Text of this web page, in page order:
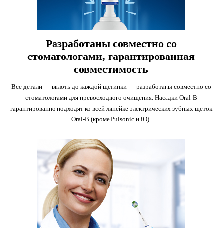
Разработаны совместно со
стоматологами, гарантированная
совместимость
Все детали — вплоть до каждой щетинки — разработаны совместно со
стоматологами для превосходного очищения. Насадки Oral-B
гарантированно подходят ко всей линейке электрических зубных щеток
Oral-B (кроме Pulsonic и iO).